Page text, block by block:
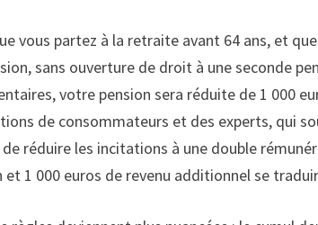
vous partez à la retraite avant 64 ans, et
sans ouverture de droit à une seconde
votre pension sera réduite de 1 000
de consommateurs et des experts, qui
réduire les incitations à une double
et 1 000 euros de revenu additionnel se